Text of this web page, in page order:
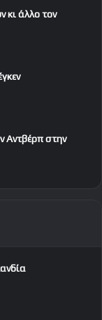
κι άλλο τον
Αντβέρπ στην